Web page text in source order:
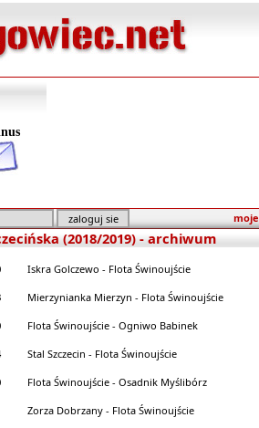
(2018/2019) - archiwum
Iskra Golczewo - Flota Świnoujście
Mierzynianka Mierzyn - Flota Świnoujście
Flota Świnoujście - Ogniwo Babinek
Stal Szczecin - Flota Świnoujście
Flota Świnoujście - Osadnik Myślibórz
Zorza Dobrzany - Flota Świnoujście